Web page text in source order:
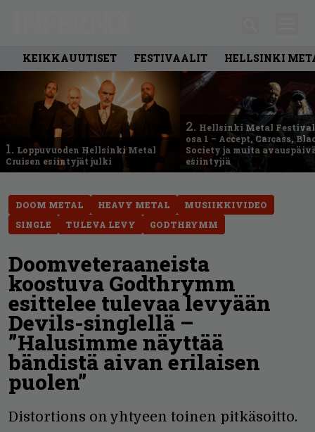
KEIKKAUUTISET FESTIVAALIT HELLSINKI
1. Loppuvuoden Hellsinki Metal
Cruisen esiintyjät julki
2. Hellsinki Metal
osa 1 – Accept, Carcass,
Society ja muita
esiintyjiä
DOOM METAL HEAVY METAL
MUSIIKKIVIDEO
SINGLE
TULEVA LEVY GODTHRYMM
Doomveteraaneista
koostuva Godthrymm
esittelee tulevaa levyään
Devils-singlellä –
”Halusimme näyttää
bändistä aivan erilaisen
puolen”
Distortions on yhtyeen toinen pitkäsoitto.